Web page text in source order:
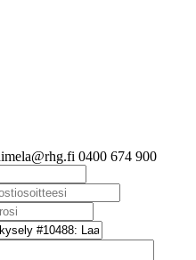
0400 674 900